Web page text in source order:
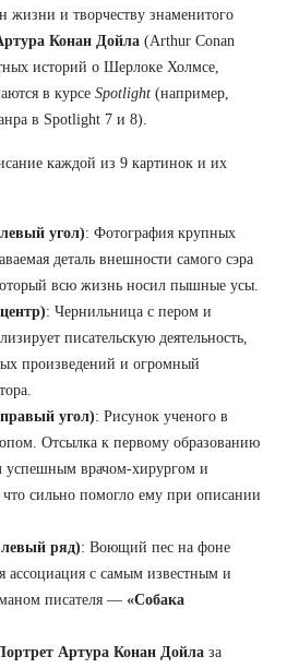
жизни и творчеству знаменитого
Конан Дойла (Arthur Conan
историй о Шерлоке Холмсе,
в курсе Spotlight (например,
в Spotlight 7 и 8).
каждой из 9 картинок и их
угол): Фотография крупных
деталь внешности самого сэра
всю жизнь носил пышные усы.
: Чернильница с пером и
писательскую деятельность,
произведений и огромный
угол): Рисунок ученого в
Отсылка к первому образованию
врачом-хирургом и
сильно помогло ему при описании
ряд): Воющий пес на фоне
ассоциация с самым известным и
писателя — «Собака
Артура Конан Дойла за